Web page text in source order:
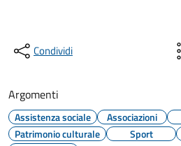
Condividi
Argomenti
Assistenza sociale Associazioni
Patrimonio culturale
Sport